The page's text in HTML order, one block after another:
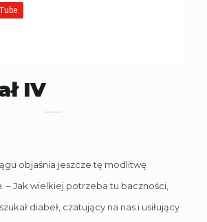
IV
objaśnia jeszcze tę modlitwę
– Jak wielkiej potrzeba tu baczności,
diabeł, czatujący na nas i usiłujący